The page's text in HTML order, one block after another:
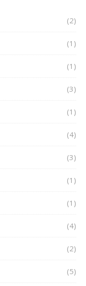
(2)
(1)
(1)
(3)
(1)
(4)
(3)
(1)
(1)
(4)
(2)
(5)